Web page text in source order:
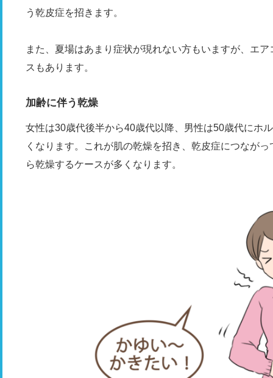
う乾皮症を招きます。
また、夏場はあまり症状が現れない方もいますが、エ
スもあります。
加齢に伴う乾燥
女性は30歳代後半から40歳代以降、男性は50歳代にホ
くなります。これが肌の乾燥を招き、乾皮症につなが
ら乾燥するケースが多くなります。